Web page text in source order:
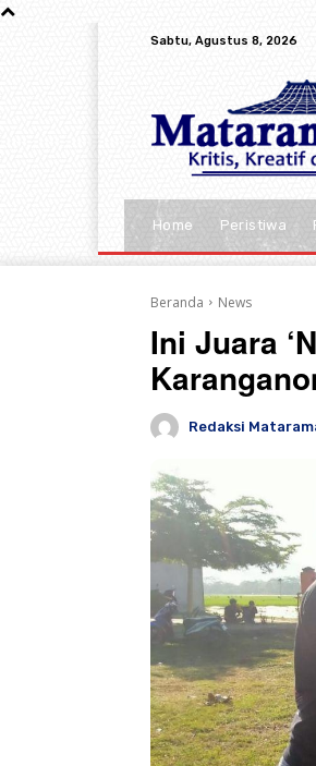
Sabtu, Agustus 8, 2026
Home Peristiwa
Beranda News
Ini Juara
Redaksi